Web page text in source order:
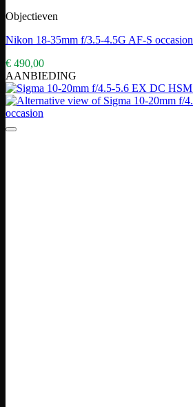
Objectieven
Nikon 18-35mm f/3.5-4.5G AF-S occasion
€ 490,00
AANBIEDING